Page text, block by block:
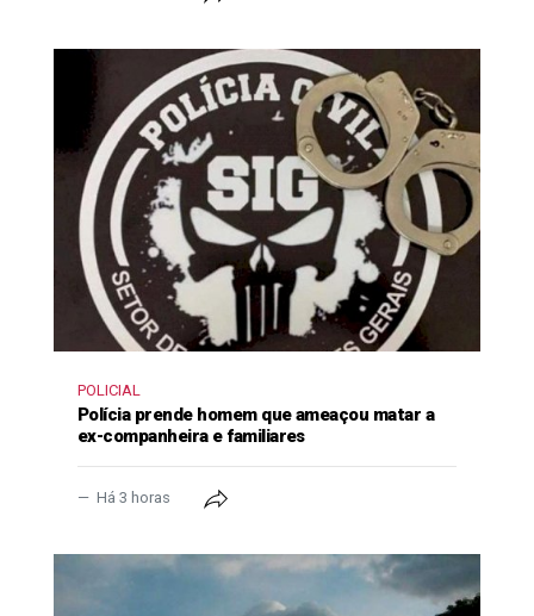
POLICIAL
Polícia prende homem que ameaçou matar a
ex-companheira e familiares
Há 3 horas